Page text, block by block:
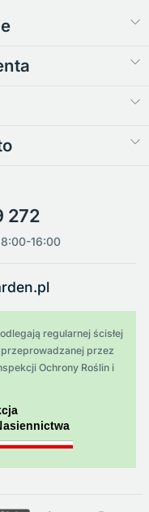
272
16:00
regularnej ścisłej
przez
Ochrony Roślin i